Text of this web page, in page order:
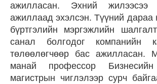
ажилласан. Эхний
ажиллаад эхэлсэн. Түүний дараа
бүртгэлийн мэргэжлийн
санал болгодог компанийн
төлөөлөгчөөр бас ажилласан.
манай профессор Бизнесийн
магистрын чиглэлээр сурч